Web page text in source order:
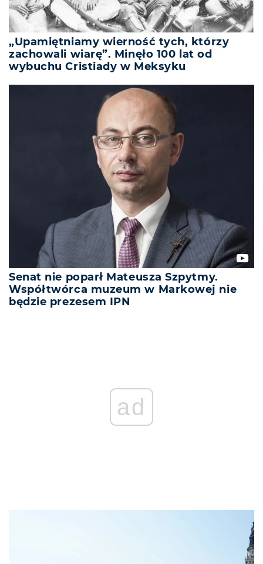
„Upamiętniamy wierność tych, którzy
zachowali wiarę”. Minęło 100 lat od
wybuchu Cristiady w Meksyku
Senat nie poparł Mateusza Szpytmy.
Współtwórca muzeum w Markowej nie
będzie prezesem IPN